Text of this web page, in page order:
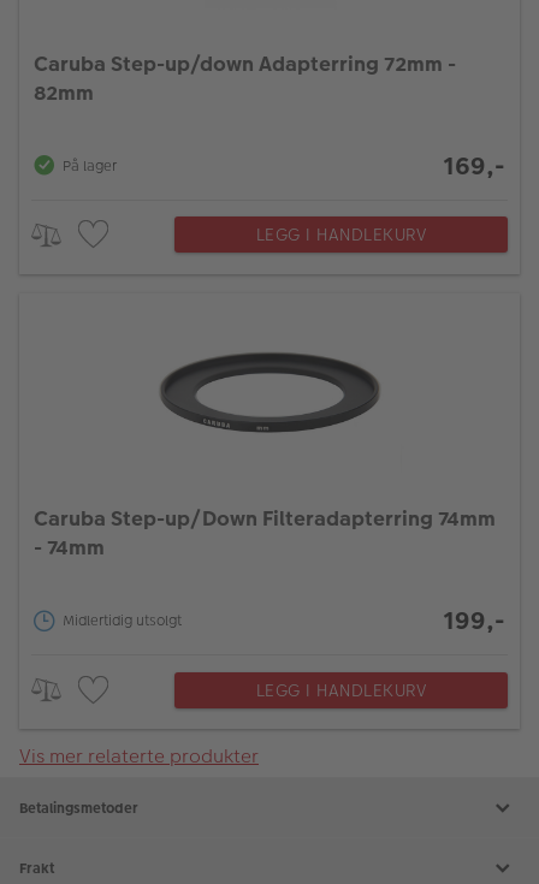
Caruba Step-up/down Adapterring 72mm -
82mm
På lager 169,-
LEGG I HANDLEKURV
Caruba Step-up/Down Filteradapterring 74mm
- 74mm
Midlertidig utsolgt 199,-
LEGG I HANDLEKURV
Vis mer relaterte produkter
Betalingsmetoder
Frakt